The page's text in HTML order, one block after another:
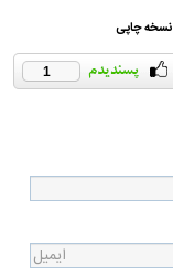
نسخه چاپی
1